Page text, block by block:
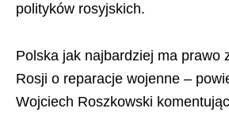
polityków rosyjskich.
Polska jak najbardziej ma prawo
Rosji o reparacje wojenne –
Wojciech Roszkowski